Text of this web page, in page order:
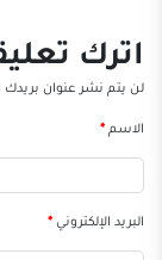
اترك
لن يتم نشر عنوان بريدك
الاسم *
البريد الإلكتروني *